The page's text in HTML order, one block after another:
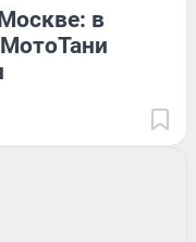
в